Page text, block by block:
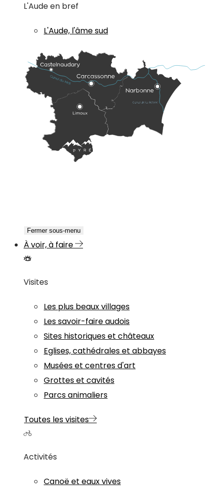
L'Aude en bref
L'Aude, l'âme sud
Fermer sous-menu
À voir, à faire
Visites
Les plus beaux villages
Les savoir-faire audois
Sites historiques et châteaux
Eglises, cathédrales et abbayes
Musées et centres d'art
Grottes et cavités
Parcs animaliers
Toutes les visites
Activités
Canoë et eaux vives